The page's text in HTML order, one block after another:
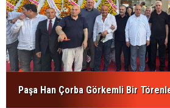
Paşa Han Çorba Görkemli Bir